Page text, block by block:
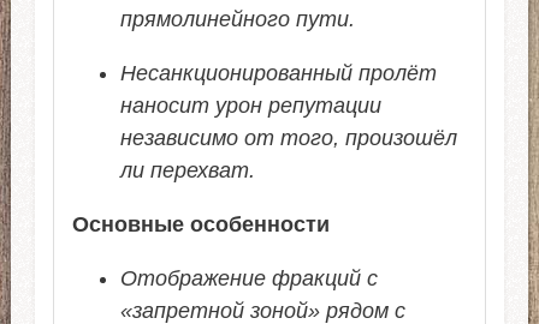
прямолинейного пути.
Несанкционированный пролёт
наносит урон репутации
независимо от того, произошёл
ли перехват.
Основные особенности
Отображение фракций с
«запретной зоной» рядом с